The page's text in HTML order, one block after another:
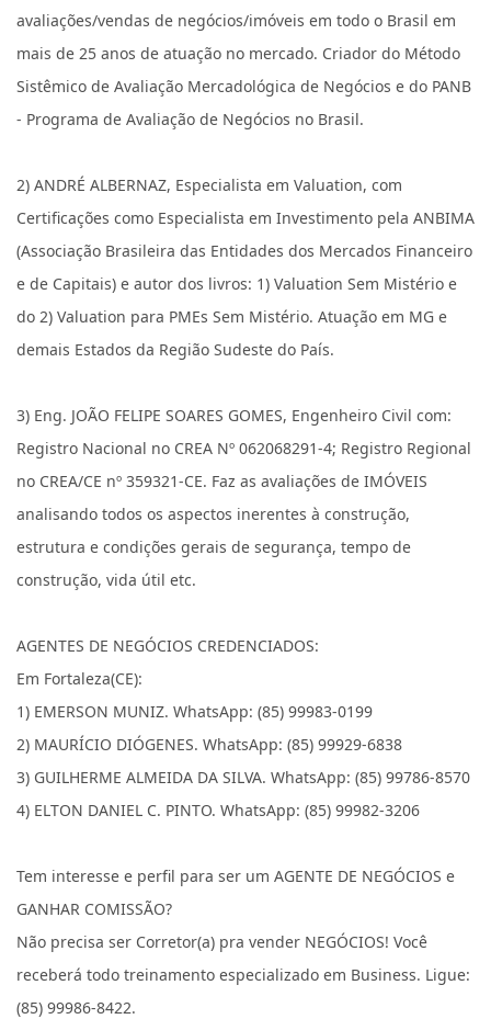
avaliações/vendas de negócios/imóveis em todo o Brasil em
mais de 25 anos de atuação no mercado. Criador do Método
Sistêmico de Avaliação Mercadológica de Negócios e do PANB
- Programa de Avaliação de Negócios no Brasil.
2) ANDRÉ ALBERNAZ, Especialista em Valuation, com
Certificações como Especialista em Investimento pela ANBIMA
(Associação Brasileira das Entidades dos Mercados Financeiro
e de Capitais) e autor dos livros: 1) Valuation Sem Mistério e
do 2) Valuation para PMEs Sem Mistério. Atuação em MG e
demais Estados da Região Sudeste do País.
3) Eng. JOÃO FELIPE SOARES GOMES, Engenheiro Civil com:
Registro Nacional no CREA Nº 062068291-4; Registro Regional
no CREA/CE nº 359321-CE. Faz as avaliações de IMÓVEIS
analisando todos os aspectos inerentes à construção,
estrutura e condições gerais de segurança, tempo de
construção, vida útil etc.
AGENTES DE NEGÓCIOS CREDENCIADOS:
Em Fortaleza(CE):
1) EMERSON MUNIZ. WhatsApp: (85) 99983-0199
2) MAURÍCIO DIÓGENES. WhatsApp: (85) 99929-6838
3) GUILHERME ALMEIDA DA SILVA. WhatsApp: (85) 99786-8570
4) ELTON DANIEL C. PINTO. WhatsApp: (85) 99982-3206
Tem interesse e perfil para ser um AGENTE DE NEGÓCIOS e
GANHAR COMISSÃO?
Não precisa ser Corretor(a) pra vender NEGÓCIOS! Você
receberá todo treinamento especializado em Business. Ligue:
(85) 99986-8422.